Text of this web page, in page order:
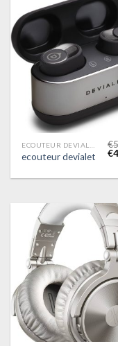
ecouteur devialet
€
€